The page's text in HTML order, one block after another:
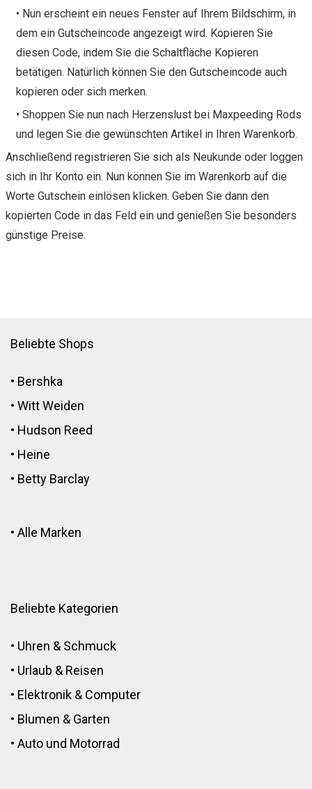
• Nun erscheint ein neues Fenster auf Ihrem Bildschirm, in
dem ein Gutscheincode angezeigt wird. Kopieren Sie
diesen Code, indem Sie die Schaltfläche Kopieren
betätigen. Natürlich können Sie den Gutscheincode auch
kopieren oder sich merken.
• Shoppen Sie nun nach Herzenslust bei Maxpeeding Rods
und legen Sie die gewünschten Artikel in Ihren Warenkorb.
Anschließend registrieren Sie sich als Neukunde oder loggen
sich in Ihr Konto ein. Nun können Sie im Warenkorb auf die
Worte Gutschein einlösen klicken. Geben Sie dann den
kopierten Code in das Feld ein und genießen Sie besonders
günstige Preise.
Beliebte Shops
• Bershka
• Witt Weiden
• Hudson Reed
• Heine
• Betty Barclay
• Alle Marken
Beliebte Kategorien
• Uhren & Schmuck
• Urlaub & Reisen
• Elektronik & Computer
• Blumen & Garten
• Auto und Motorrad